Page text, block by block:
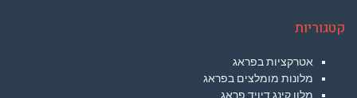
מלונות מומלצים בפראג
חיי לילה בפראג
חופשה משפחתית בפראג